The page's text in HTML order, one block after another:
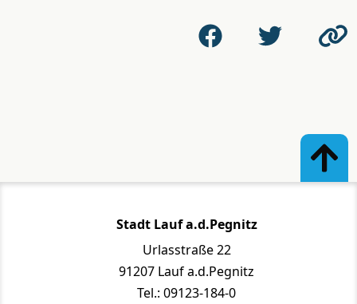
Stadt Lauf a.d.Pegnitz
Urlasstraße 22
91207 Lauf a.d.Pegnitz
Tel.: 09123-184-0